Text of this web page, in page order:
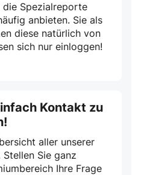
die Spezialreporte
anbieten. Sie als
diese natürlich von
sich nur einloggen!
Kontakt zu
aller unserer
Sie ganz
Ihre Frage